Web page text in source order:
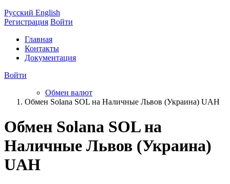
Русский English
Регистрация Войти
Главная
Контакты
Документация
Войти
Обмен валют
Обмен Solana SOL на Наличные Львов (Украина) UAH
Обмен Solana SOL на
Наличные Львов (Украина)
UAH